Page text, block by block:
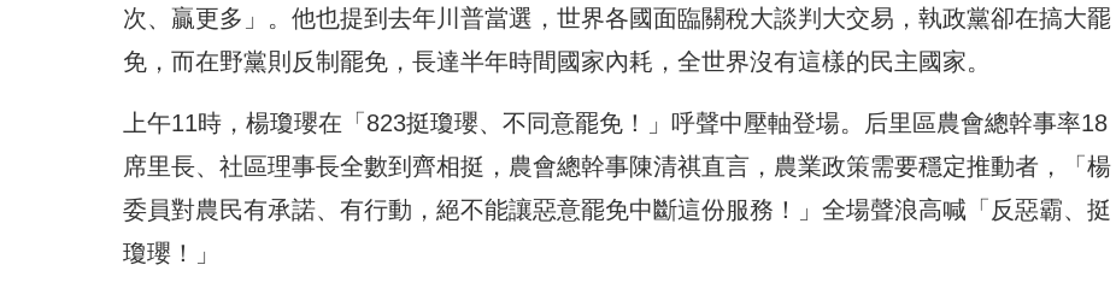
次、贏更多」。他也提到去年川普當選，世界各國面臨關稅大談判大交易，執政黨卻在搞大罷
免，而在野黨則反制罷免，長達半年時間國家內耗，全世界沒有這樣的民主國家。
上午11時，楊瓊瓔在「823挺瓊瓔、不同意罷免！」呼聲中壓軸登場。后里區農會總幹事率18
席里長、社區理事長全數到齊相挺，農會總幹事陳清祺直言，農業政策需要穩定推動者，「楊
委員對農民有承諾、有行動，絕不能讓惡意罷免中斷這份服務！」全場聲浪高喊「反惡霸、挺
瓊瓔！」